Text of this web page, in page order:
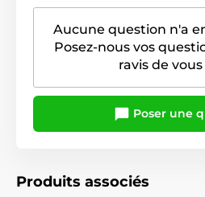
Aucune question n'a
Posez-nous vos
ravis de
Poser une
Produits associés